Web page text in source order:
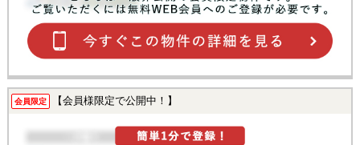
会員限定 【会員様限定で公開中！】